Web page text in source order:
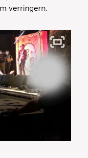
verringern.